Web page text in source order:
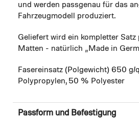
und werden passgenau für das
Fahrzeugmodell produziert.
Geliefert wird ein kompletter Satz
Matten - natürlich „Made in
Fasereinsatz (Polgewicht) 650 g/
Polypropylen, 50 % Polyester
Passform und Befestigung